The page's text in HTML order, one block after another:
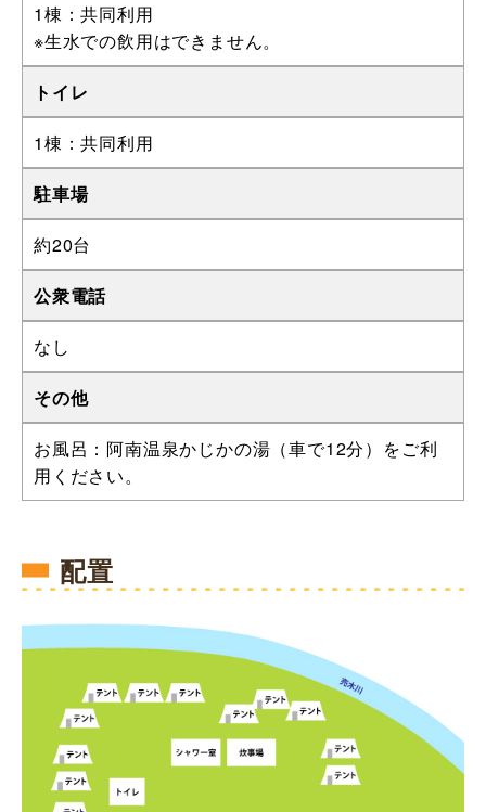
1棟：共同利用
※生水での飲用はできません。
トイレ
1棟：共同利用
駐車場
約20台
公衆電話
なし
その他
お風呂：阿南温泉かじかの湯（車で12分）をご利
用ください。
配置